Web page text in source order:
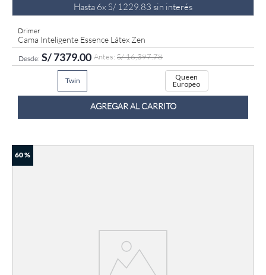
Hasta 6xS/ 1229 83 sin interés
Drimer
Cama Inteligente Essence Látex Zen
S/7379.00 S/16,397.78
Twin
Queen
Europeo
AGREGAR AL CARRITO
60 %